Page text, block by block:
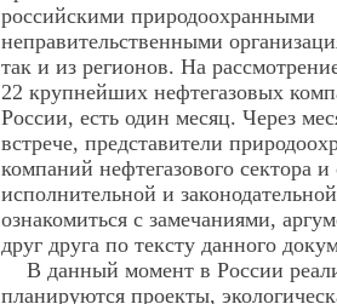
российскими природоохранными
неправительственными
так и из регионов. На
22 крупнейших нефтегазовых
России, есть один месяц. Через
встрече, представители
компаний нефтегазового сектора и
исполнительной и
ознакомиться с замечаниями,
друг друга по тексту данного
В данный момент в России
планируются проекты,